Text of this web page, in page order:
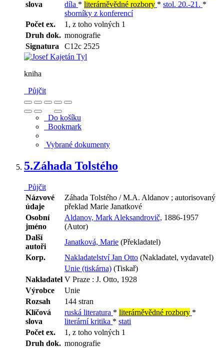
slova
díla * literárněvědné rozbory * stol. 20.-21. *
sborníky z konferencí
Počet ex.
1, z toho volných 1
Druh dok. monografie
Signatura
C12c 2525
kniha
Půjčit
Do košíku
Bookmark
Vybrané dokumenty
5.Záhada Tolstého
Půjčit
Názvové
údaje
Záhada Tolstého / M.A. Aldanov ; autorisovaný
překlad Marie Janatkové
Osobní
jméno
Aldanov, Mark Aleksandrovič, 1886-1957
(Autor)
Další
autoři
Janatková, Marie (Překladatel)
Korp.
Nakladatelství Jan Otto (Nakladatel, vydavatel)
Unie (tiskárna) (Tiskař)
Nakladatel V Praze : J. Otto, 1928
Výrobce
Unie
Rozsah
144 stran
Klíčová
slova
ruská literatura * literárněvědné rozbory *
literární kritika * stati
Počet ex.
1, z toho volných 1
Druh dok. monografie